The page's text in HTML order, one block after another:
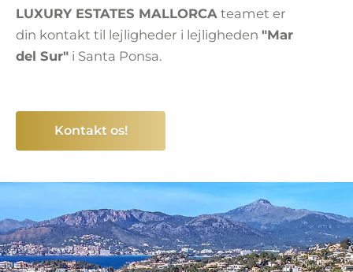
LUXURY ESTATES MALLORCA teamet er
din kontakt til lejligheder i lejligheden "Mar
del Sur" i Santa Ponsa.
Kontakt os!